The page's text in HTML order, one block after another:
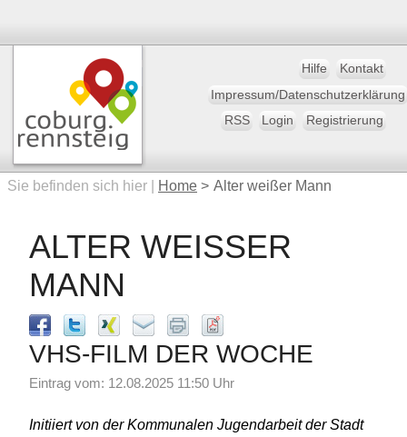
Hilfe
Kontakt
Impressum/Datenschutzerklärung
RSS
Login Registrierung
Sie befinden sich hier | Home > Alter weißer Mann
ALTER WEISSER M
ANN
VHS-FILM DER WOCHE
Eintrag vom: 12.08.2025 11:50 Uhr
Initiiert von der Kommunalen Jugendarbeit der Stadt